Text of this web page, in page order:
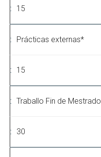
15
Prácticas externas*
15
Traballo Fin de Mestrado
30